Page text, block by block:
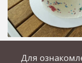
СДЕЛАЛИ
10919
СТАКАНЧИКОВ